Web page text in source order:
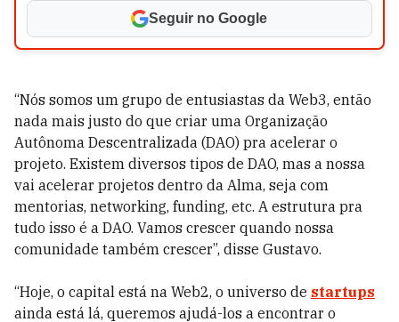
Seguir no Google
“Nós somos um grupo de entusiastas da Web3, então
nada mais justo do que criar uma Organização
Autônoma Descentralizada (DAO) pra acelerar o
projeto. Existem diversos tipos de DAO, mas a nossa
vai acelerar projetos dentro da Alma, seja com
mentorias, networking, funding, etc. A estrutura pra
tudo isso é a DAO. Vamos crescer quando nossa
comunidade também crescer”, disse Gustavo.
“Hoje, o capital está na Web2, o universo de startups
ainda está lá, queremos ajudá-los a encontrar o